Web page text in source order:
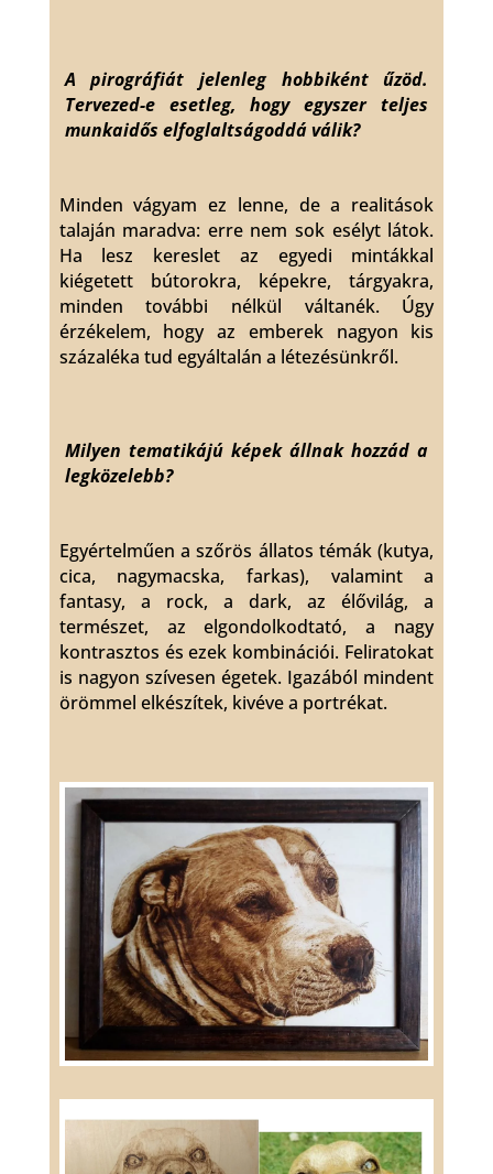
A pirográfiát jelenleg hobbiként űzöd.
Tervezed-e esetleg, hogy egyszer teljes
munkaidős elfoglaltságoddá válik?
Minden vágyam ez lenne, de a realitások
talaján maradva: erre nem sok esélyt látok.
Ha lesz kereslet az egyedi mintákkal
kiégetett bútorokra, képekre, tárgyakra,
minden további nélkül váltanék. Úgy
érzékelem, hogy az emberek nagyon kis
százaléka tud egyáltalán a létezésünkről.
Milyen tematikájú képek állnak hozzád a
legközelebb?
Egyértelműen a szőrös állatos témák (kutya,
cica, nagymacska, farkas), valamint a
fantasy, a rock, a dark, az élővilág, a
természet, az elgondolkodtató, a nagy
kontrasztos és ezek kombinációi. Feliratokat
is nagyon szívesen égetek. Igazából mindent
örömmel elkészítek, kivéve a portrékat.